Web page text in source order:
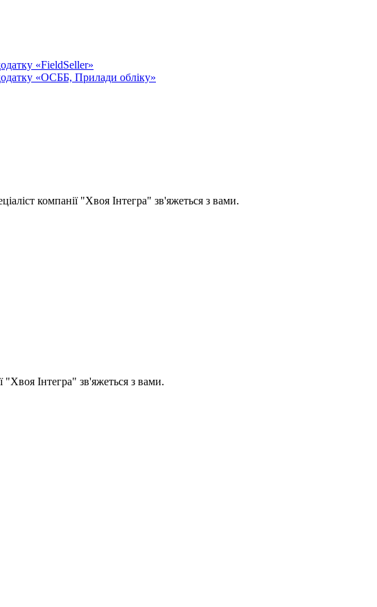
«FieldSeller»
«ОСББ, Прилади обліку»
компанії "Хвоя Інтегра" зв'яжеться з вами.
"Хвоя Інтегра" зв'яжеться з вами.